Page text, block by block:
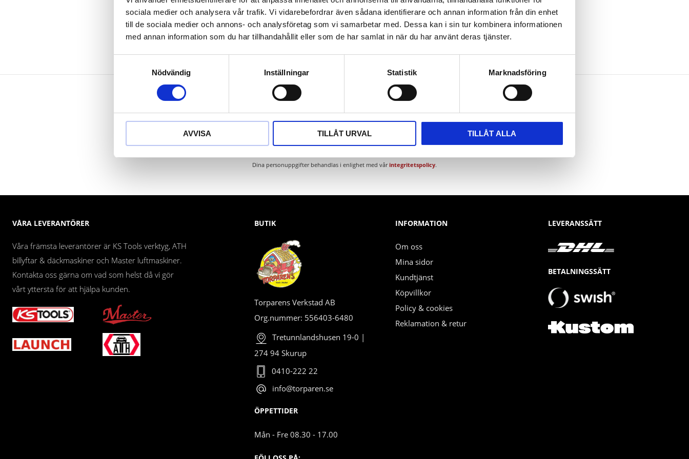
sociala medier och analysera vår trafik. Vi vidarebefordrar även sådana identifierare och annan information från din enhet
till de sociala medier och annons- och analysföretag som vi samarbetar med. Dessa kan i sin tur kombinera informationen
med annan information som du har tillhandahållit eller som de har samlat in när du har använt deras tjänster.
Nödvändig
Inställningar Statistik Marknadsföring
AVVISA TILLÅT URVAL TILLÅT ALLA
Krom molybden
Dina personuppgifter behandlas i enlighet med vårintegritetspolicy.
VÅRA LEVERANTÖRER
Våra främsta leverantörer är KS Tools verktyg, ATH
billyftar & däckmaskiner och Master luftmaskiner.
Kontakta oss gärna om vad som helst då vi gör
vårt yttersta för att hjälpa kunden.
BUTIK
Torparens Verkstad AB
Org.nummer: 556403-6480
Tretunnlandshusen 19-0 |
274 94 Skurup
0410-222 22
info@torparen.se
ÖPPETTIDER
Mån - Fre 08.30 - 17.00
INFORMATION
Om oss
Mina sidor
Kundtjänst
Köpvillkor
Policy & cookies
Reklamation & retur
LEVERANSSÄTT
BETALNINGSSÄTT